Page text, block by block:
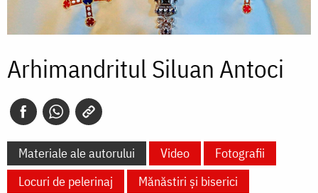
Arhimandritul Siluan Antoci
Materiale ale autorului Video
Fotografii
Locuri de pelerinaj
Mănăstiri și biserici